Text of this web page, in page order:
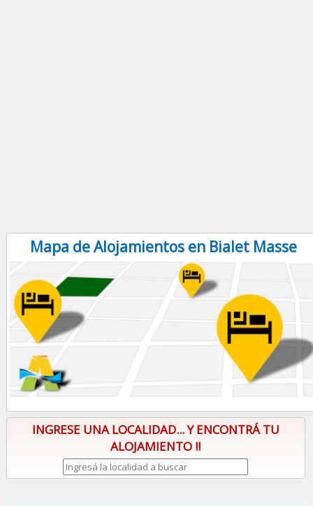
Mapa de Alojamientos en Bialet Masse
INGRESE UNA LOCALIDAD... Y ENCONTRÁ TU
ALOJAMIENTO !!